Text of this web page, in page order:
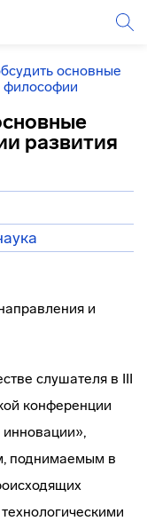
основные
философии
развития
слушателя в III
конференции
поднимаемым в